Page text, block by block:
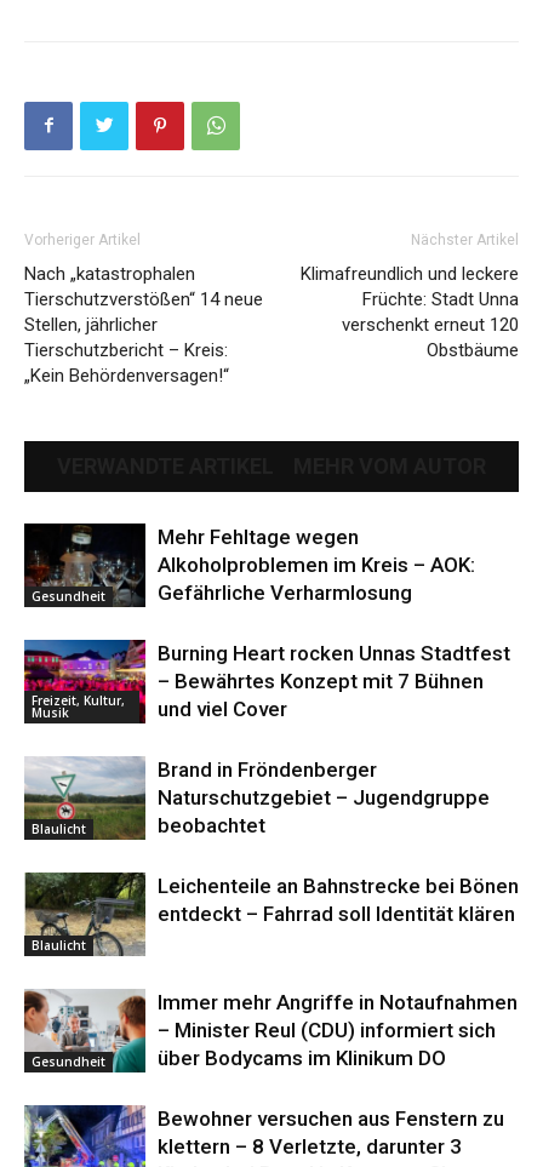
Vorheriger Artikel
Nach „katastrophalen
Tierschutzverstößen“ 14 neue
Stellen, jährlicher
Tierschutzbericht – Kreis:
„Kein Behördenversagen!“
Nächster Artikel
Klimafreundlich und leckere
Früchte: Stadt Unna
verschenkt erneut 120
Obstbäume
Gesundheit
Mehr Fehltage wegen
Alkoholproblemen im Kreis – AOK:
Gefährliche Verharmlosung
Freizeit, Kultur,
Musik
Burning Heart rocken Unnas Stadtfest
– Bewährtes Konzept mit 7 Bühnen
und viel Cover
Blaulicht
Brand in Fröndenberger
Naturschutzgebiet – Jugendgruppe
beobachtet
Blaulicht
Leichenteile an Bahnstrecke bei Bönen
entdeckt – Fahrrad soll Identität klären
Gesundheit
Immer mehr Angriffe in Notaufnahmen
– Minister Reul (CDU) informiert sich
über Bodycams im Klinikum DO
Bewohner versuchen aus Fenstern zu
klettern – 8 Verletzte, darunter 3